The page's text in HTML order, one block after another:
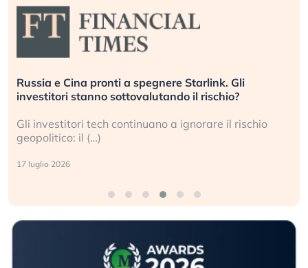
Russia e Cina pronti a spegnere Starlink. Gli
investitori stanno sottovalutando il rischio?
Gli investitori tech continuano a ignorare il rischio
geopolitico: il (…)
17 luglio 2026